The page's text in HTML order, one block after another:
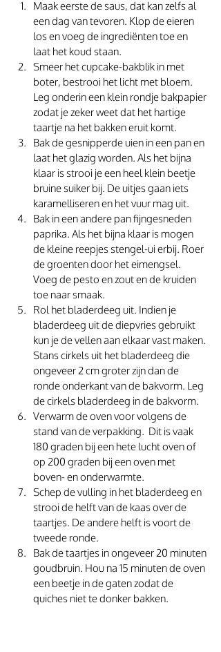
Maak eerste de saus, dat kan zelfs al
een dag van tevoren. Klop de eieren
los en voeg de ingrediënten toe en
laat het koud staan.
Smeer het cupcake-bakblik in met
boter, bestrooi het licht met bloem.
Leg onderin een klein rondje bakpapier
zodat je zeker weet dat het hartige
taartje na het bakken eruit komt.
Bak de gesnipperde uien in een pan en
laat het glazig worden. Als het bijna
klaar is strooi je een heel klein beetje
bruine suiker bij. De uitjes gaan iets
karamelliseren en het vuur mag uit.
Bak in een andere pan fijngesneden
paprika. Als het bijna klaar is mogen
de kleine reepjes stengel-ui erbij. Roer
de groenten door het eimengsel.
Voeg de pesto en zout en de kruiden
toe naar smaak.
Rol het bladerdeeg uit. Indien je
bladerdeeg uit de diepvries gebruikt
kun je de vellen aan elkaar vast maken.
Stans cirkels uit het bladerdeeg die
ongeveer 2 cm groter zijn dan de
ronde onderkant van de bakvorm. Leg
de cirkels bladerdeeg in de bakvorm.
Verwarm de oven voor volgens de
stand van de verpakking.  Dit is vaak
180 graden bij een hete lucht oven of
op 200 graden bij een oven met
boven- en onderwarmte.
Schep de vulling in het bladerdeeg en
strooi de helft van de kaas over de
taartjes. De andere helft is voort de
tweede ronde.
Bak de taartjes in ongeveer 20 minuten
goudbruin. Hou na 15 minuten de oven
een beetje in de gaten zodat de
quiches niet te donker bakken.